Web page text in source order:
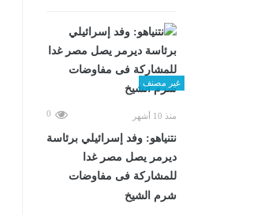
غير مصنف
منذ 10 أشهر 0
نتنياهو: وفد إسرائيلي برئاسة
ديرمر يصل مصر غدا
للمشاركة فى مفاوضات
شرم الشيخ